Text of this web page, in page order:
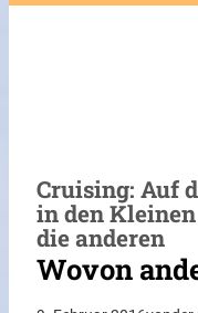
Cruising: Auf
in den
die anderen
Wovon